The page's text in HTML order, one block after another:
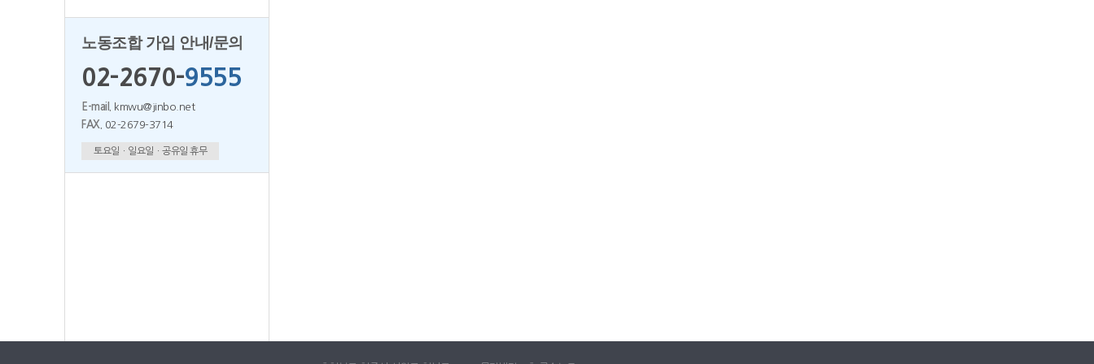
노동조합 가입 안내/문의
02-2670-9555
E-mail.
kmwu@jinbo.net
FAX.
02-2679-3714
토요일ㆍ일요일ㆍ공유일 휴무